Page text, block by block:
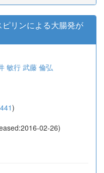
リンによる大腸発が
敏行 武藤 倫弘
)
02-26)